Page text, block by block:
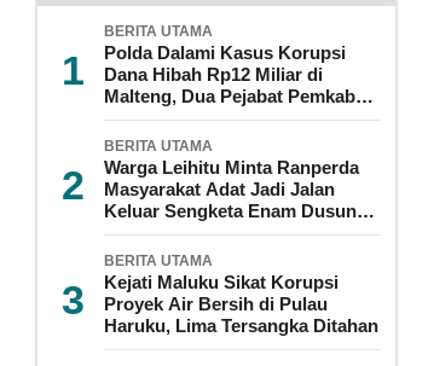
1
BERITA UTAMA
Polda Dalami Kasus Korupsi
Dana Hibah Rp12 Miliar di
Malteng, Dua Pejabat Pemkab
Diperiksa
2
BERITA UTAMA
Warga Leihitu Minta Ranperda
Masyarakat Adat Jadi Jalan
Keluar Sengketa Enam Dusun
Tanjung Sial
3
BERITA UTAMA
Kejati Maluku Sikat Korupsi
Proyek Air Bersih di Pulau
Haruku, Lima Tersangka Ditahan